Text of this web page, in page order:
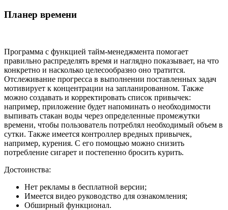
Планер времени
Программа с функцией тайм-менеджмента помогает
правильно распределять время и наглядно показывает, на что
конкретно и насколько целесообразно оно тратится.
Отслеживание прогресса в выполнении поставленных задач
мотивирует к концентрации на запланированном. Также
можно создавать и корректировать список привычек:
например, приложение будет напоминать о необходимости
выпивать стакан воды через определенные промежутки
времени, чтобы пользователь потреблял необходимый объем в
сутки. Также имеется контроллер вредных привычек,
например, курения. С его помощью можно снизить
потребление сигарет и постепенно бросить курить.
Достоинства:
Нет рекламы в бесплатной версии;
Имеется видео руководство для ознакомления;
Обширный функционал.